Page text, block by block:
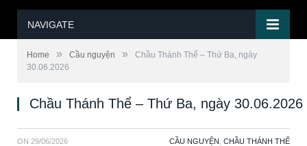
NAVIGATE
Home » Cầu nguyện »
Chầu Thánh Thể – Thứ Ba, ngày
30.06.2026
Chầu Thánh Thể – Thứ Ba, ngày 30.06.2026
ON 29/06/2026 CẦU NGUYỆN CHẦU THÁNH THỂ